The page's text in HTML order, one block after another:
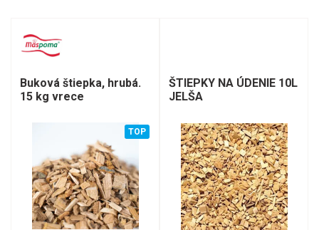
Buková štiepka, hrubá.
15 kg vrece
TOP
ŠTIEPKY NA ÚDENIE 10L
JELŠA